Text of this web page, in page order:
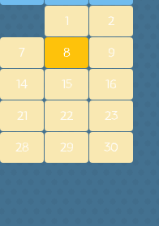
1 2
7 8 9
14 15 16
21 22 23
28 29 30